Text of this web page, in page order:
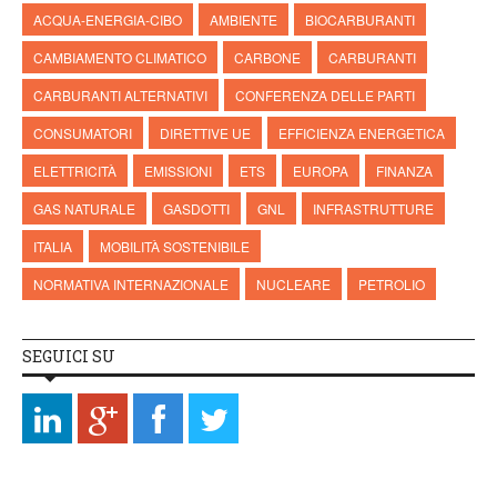
ACQUA-ENERGIA-CIBO AMBIENTE
BIOCARBURANTI
CAMBIAMENTO CLIMATICO
CARBONE
CARBURANTI
CARBURANTI ALTERNATIVI
CONFERENZA DELLE PARTI
CONSUMATORI
DIRETTIVE UE
EFFICIENZA ENERGETICA
ELETTRICITÀ
EMISSIONI ETS EUROPA
FINANZA
GAS NATURALE
GASDOTTI GNL
INFRASTRUTTURE
ITALIA
MOBILITÀ SOSTENIBILE
NORMATIVA INTERNAZIONALE
NUCLEARE PETROLIO
SEGUICI SU